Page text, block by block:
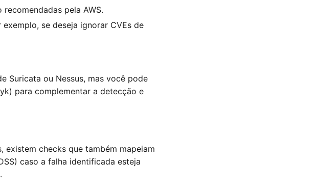
pela AWS.
se deseja ignorar CVEs de
Suricata ou Nessus, mas você pode
para complementar a detecção e
existem checks que também mapeiam
caso a falha identificada esteja